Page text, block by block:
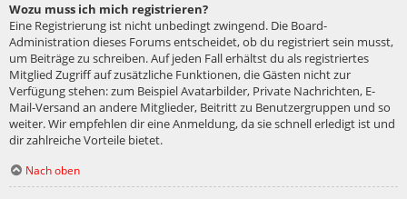
Wozu muss ich mich registrieren?
Eine Registrierung ist nicht unbedingt zwingend. Die Board-
Administration dieses Forums entscheidet, ob du registriert sein musst,
um Beiträge zu schreiben. Auf jeden Fall erhältst du als registriertes
Mitglied Zugriff auf zusätzliche Funktionen, die Gästen nicht zur
Verfügung stehen: zum Beispiel Avatarbilder, Private Nachrichten, E-
Mail-Versand an andere Mitglieder, Beitritt zu Benutzergruppen und so
weiter. Wir empfehlen dir eine Anmeldung, da sie schnell erledigt ist und
dir zahlreiche Vorteile bietet.
Nach oben